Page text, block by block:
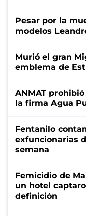
Pesar por la
modelos
Murió el gran
emblema de
ANMAT
la firma Agua
Fentanilo
exfuncionarias
semana
Femicidio de
un hotel
definición